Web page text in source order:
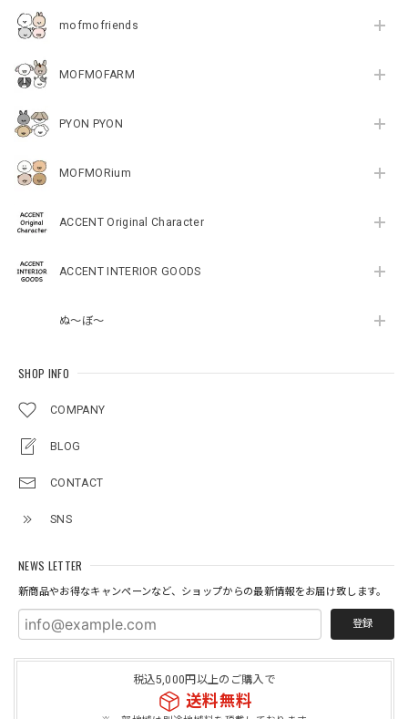
mofmofriends
MOFMOFARM
PYON PYON
MOFMORium
ACCENT Original Character
ACCENT INTERIOR GOODS
ぬ～ぼ～
SHOP INFO
COMPANY
BLOG
CONTACT
SNS
NEWS LETTER
新商品やお得なキャンペーンなど、ショップからの最新情報をお届け致します。
登録
税込5,000円以上のご購入で
送料無料